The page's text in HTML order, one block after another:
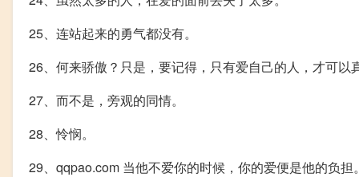
25、连站起来的勇气都没有。
26、何来骄傲？只是，要记得，只有爱自己的人，才可以
27、而不是，旁观的同情。
28、怜悯。
29、qqpao.com 当他不爱你的时候，你的爱便是他的负担。